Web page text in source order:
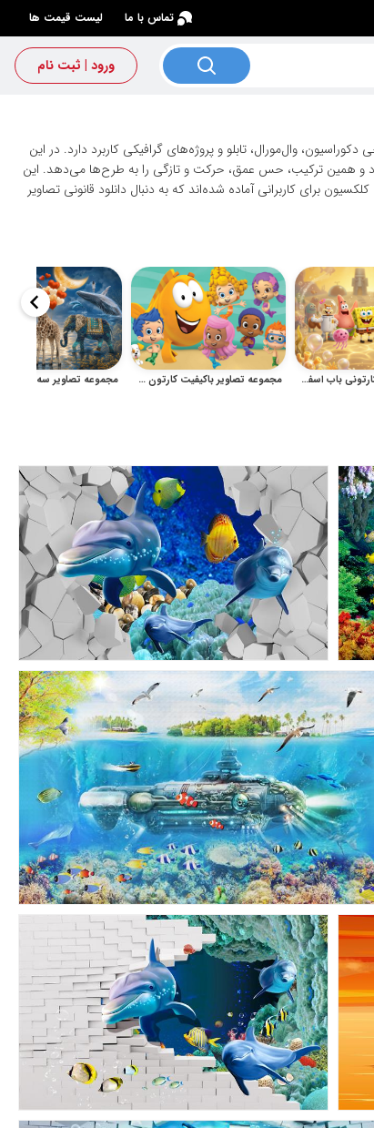
تماس با ما لیست قیمت ها
ورود | ثبت نام
وال‌مورال، تابلو و پروژه‌های گرافیکی کاربرد دارد. در این
و همین ترکیب، حس عمق، حرکت و تازگی را به طرح‌ها می‌دهد. این
برای کاربرانی آماده شده‌اند که به دنبال دانلود قانونی تصاویر
مجموعه تصاویر کارتونی باب اسفنجی و دوستان برای دکور کودک مجموعه تصاویر باکیفیت کارتون ماهی‌های بادکنکی برای چاپ کودکانه
×